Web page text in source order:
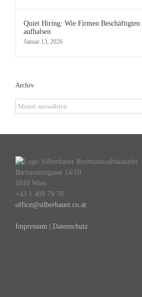
Quiet Hiring: Wie Firmen
aufhalsen
Januar 13, 2026
Archiv
Archiv
Bartensteingasse 14/10
1010 Wien
+43 1 409 79 78
office@silberbauer.co.at
Impressum | Datenschutz